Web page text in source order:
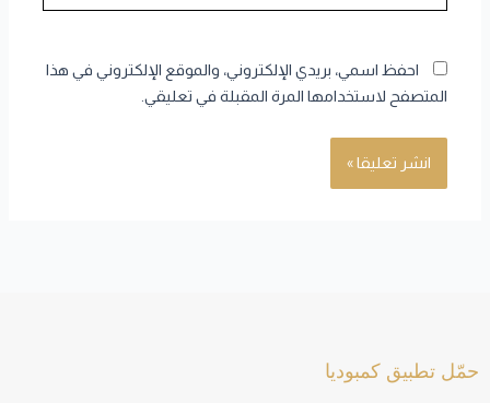
احفظ اسمي، بريدي الإلكتروني، والموقع الإلكتروني في هذا
المتصفح لاستخدامها المرة المقبلة في تعليقي.
حمّل تطبيق كمبوديا